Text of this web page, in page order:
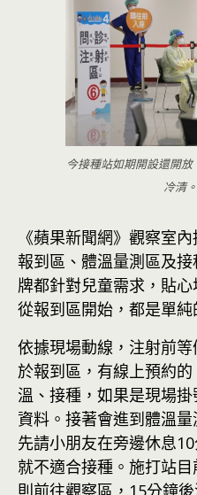
今接種站如期開設還開
冷清
《蘋果新聞網》觀察室
報到區、體溫量測區及
牌都針對兒童需求，貼
從報到區開始，都是單純
依據現場動線，注射前
於報到區，有線上預約
溫、接種，如果是現場
資料。接著會進到體溫
先請小朋友在旁邊休息
就不適合接種。施打站
則前往觀察區，15分鐘